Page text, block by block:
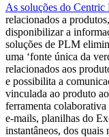
As soluções do
relacionados a
disponibilizar a
soluções de PLM
uma ‘fonte única da
relacionados aos
e possibilita a
vinculada ao produto
ferramenta
e-mails, planilhas do
instantâneos, dos quais